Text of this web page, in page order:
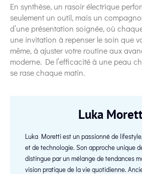
En synthèse, un rasoir électrique
seulement un outil, mais un
d’une présentation soignée, où
une invitation à repenser le soin que
même, à ajuster votre routine aux
moderne. De l’efficacité à une peau
se rase chaque matin.
Luka
Luka Moretti est un passionné de
et de technologie. Son approche unique
distingue par un mélange de tendances
vision pratique de la vie quotidienne.